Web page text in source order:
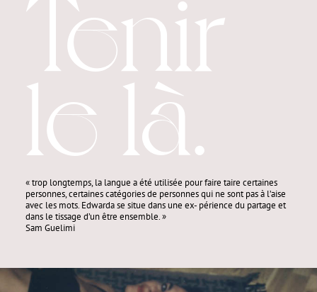
Tenir
le là.
« trop longtemps, la langue a été utilisée pour faire taire certaines
personnes, certaines catégories de personnes qui ne sont pas à l’aise
avec les mots. Edwarda se situe dans une ex- périence du partage et
dans le tissage d’un être ensemble. »
Sam Guelimi